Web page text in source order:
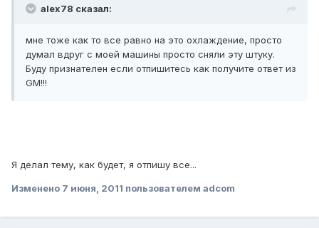
alex78 сказал:
мне тоже как то все равно на это охлаждение, просто
думал вдруг с моей машины просто сняли эту штуку.
Буду признателен если отпишитесь как получите ответ из
GM!!!
Я делал тему, как будет, я отпишу все...
Изменено 7 июня, 2011 пользователем adcom